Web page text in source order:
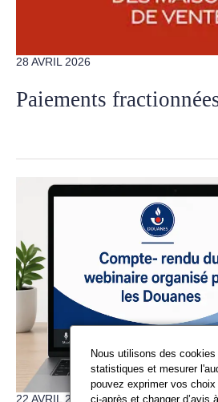
28 AVRIL 2026
Paiements
22 AVRIL 2026
Nous utilisons des
statistiques et mesurer
pouvez exprimer vos
ci-après et changer d’avis